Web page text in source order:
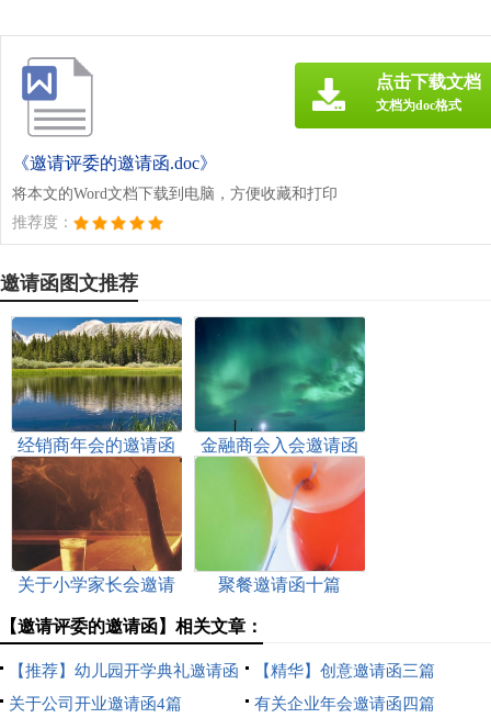
《邀请评委的邀请函.doc》
将本文的Word文档下载到电脑，方便收藏和打印
推荐度：
点击下载文档
文档为doc格式
邀请函图文推荐
经销商年会的邀请函 金融商会入会邀请函
关于小学家长会邀请
聚餐邀请函十篇
【邀请评委的邀请函】相关文章：
【推荐】幼儿园开学典礼邀请函
4篇
【精华】创意邀请函三篇
关于公司开业邀请函4篇
有关企业年会邀请函四篇